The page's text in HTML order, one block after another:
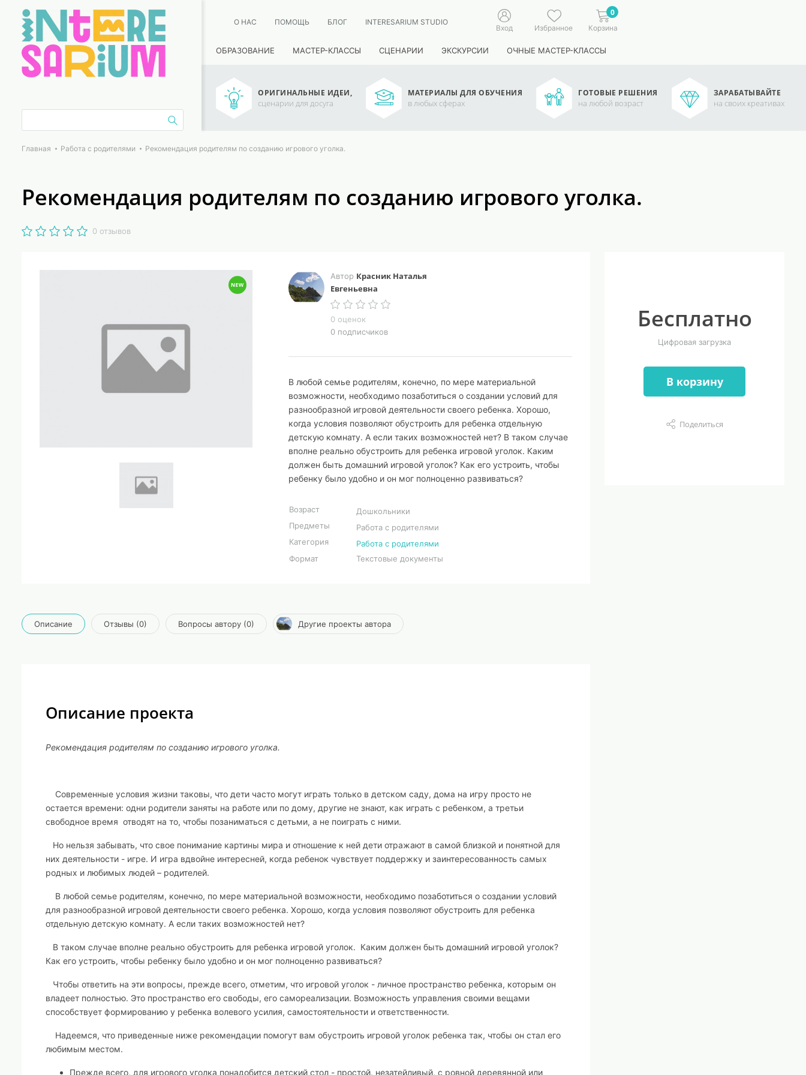
О НАС ПОМОЩЬ БЛОГ INTERESARIUM STUDIO
Вход Избранное
0
Корзина
ОБРАЗОВАНИЕ МАСТЕР-КЛАССЫ СЦЕНАРИИ ЭКСКУРСИИ ОЧНЫЕ МАСТЕР-КЛАССЫ
ОРИГИНАЛЬНЫЕ ИДЕИ,
сценарии для досуга
МАТЕРИАЛЫ ДЛЯ ОБУЧЕНИЯ
в любых сферах
ГОТОВЫЕ РЕШЕНИЯ
на любой возраст
ЗАРАБАТЫВАЙТЕ
на своих креативах
Главная Работа с родителями Рекомендация родителям по созданию игрового уголка.
Рекомендация родителям по созданию игрового уголка.
0 отзывов
Автор Красник Наталья
Евгеньевна
0 оценок
0 подписчиков
В любой семье родителям, конечно, по мере материальной
возможности, необходимо позаботиться о создании условий для
разнообразной игровой деятельности своего ребенка. Хорошо,
когда условия позволяют обустроить для ребенка отдельную
детскую комнату. А если таких возможностей нет? В таком случае
вполне реально обустроить для ребенка игровой уголок. Каким
должен быть домашний игровой уголок? Как его устроить, чтобы
ребенку было удобно и он мог полноценно развиваться?
Возраст
Дошкольники
Предметы
Работа с родителями
Категория
Работа с родителями
Формат
Текстовые документы
Бесплатно
Цифровая загрузка
В корзину
Поделиться
Описание Отзывы (0) Вопросы автору (0) Другие проекты автора
Описание проекта
Рекомендация родителям по созданию игрового уголка.
Современные условия жизни таковы, что дети часто могут играть только в детском саду, дома на игру просто не
остается времени: одни родители заняты на работе или по дому, другие не знают, как играть с ребенком, а третьи
свободное время отводят на то, чтобы позаниматься с детьми, а не поиграть с ними.
Но нельзя забывать, что свое понимание картины мира и отношение к ней дети отражают в самой близкой и понятной для
них деятельности - игре. И игра вдвойне интересней, когда ребенок чувствует поддержку и заинтересованность самых
родных и любимых людей – родителей.
В любой семье родителям, конечно, по мере материальной возможности, необходимо позаботиться о создании условий
для разнообразной игровой деятельности своего ребенка. Хорошо, когда условия позволяют обустроить для ребенка
отдельную детскую комнату. А если таких возможностей нет?
В таком случае вполне реально обустроить для ребенка игровой уголок. Каким должен быть домашний игровой уголок?
Как его устроить, чтобы ребенку было удобно и он мог полноценно развиваться?
Чтобы ответить на эти вопросы, прежде всего, отметим, что игровой уголок - личное пространство ребенка, которым он
владеет полностью. Это пространство его свободы, его самореализации. Возможность управления своими вещами
способствует формированию у ребенка волевого усилия, самостоятельности и ответственности.
Надеемся, что приведенные ниже рекомендации помогут вам обустроить игровой уголок ребенка так, чтобы он стал его
любимым местом.
Прежде всего, для игрового уголка понадобится детский стол - простой, незатейливый, с ровной деревянной или